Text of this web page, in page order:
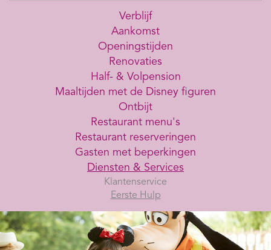
Verblijf
Aankomst
Openingstijden
Renovaties
Half- & Volpension
Maaltijden met de Disney figuren
Ontbijt
Restaurant menu's
Restaurant reserveringen
Gasten met beperkingen
Diensten & Services
Klantenservice
Eerste Hulp